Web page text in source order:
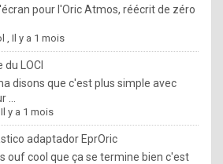
u
w
a
n
t
o
pour l'Oric Atmos, réécrit de zéro
,Il y a 1 mois
du LOCI
disons que c'est plus simple avec
,Il y a 1 mois
adaptador EprOric
ouf cool que ça se termine bien c'est